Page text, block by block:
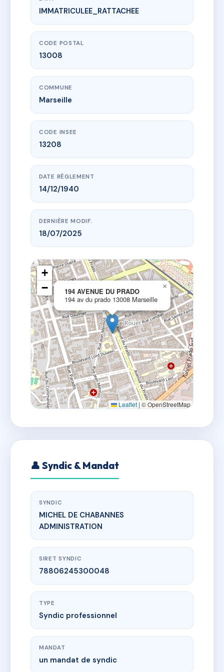
www.vme.plus/AC6532873
194 AVENUE DU PRADO
194 av du prado
IMMATRICULEE_RATTACHEE
CODE POSTAL
13008
COMMUNE
Marseille
CODE INSEE
13208
DATE RÈGLEMENT
14/12/1940
DERNIÈRE MODIF.
18/07/2025
194 AVENUE DU PRADO
194 av du prado 13008 Marseille
×
+
−
Leaflet | © OpenStreetMap
👤 Syndic & Mandat
SYNDIC
MICHEL DE CHABANNES
ADMINISTRATION
SIRET SYNDIC
78806245300048
TYPE
Syndic professionnel
MANDAT
un mandat de syndic